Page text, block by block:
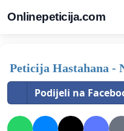
Onlinepeticija.com
Peticija Hastahana -
Podijeli na